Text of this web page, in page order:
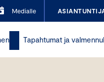
Medialle
Tapahtumat ja